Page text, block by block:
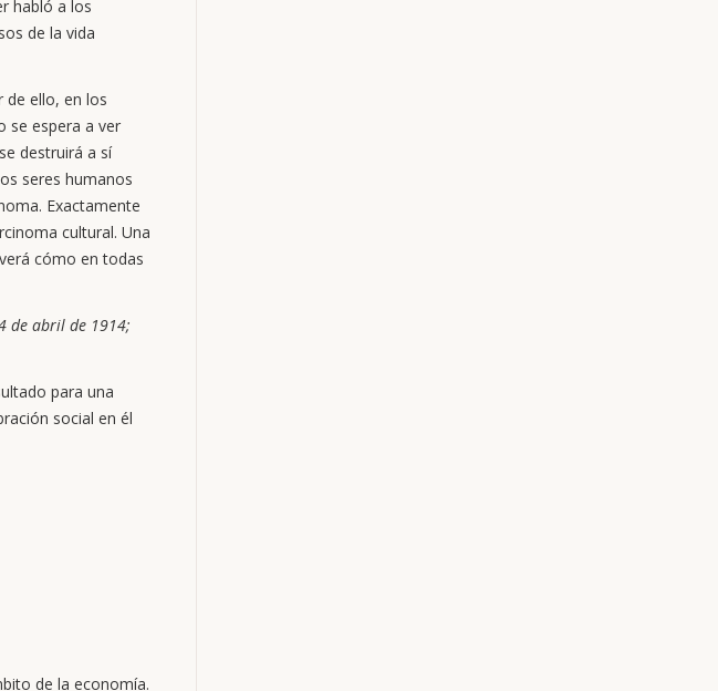
habló a los
de la vida
de ello, en los
se espera a ver
destruirá a sí
seres humanos
Exactamente
cultural. Una
cómo en todas
de abril de 1914;
para una
social en él
de la economía.